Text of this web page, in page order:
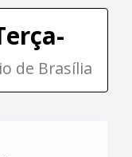
de Brasília